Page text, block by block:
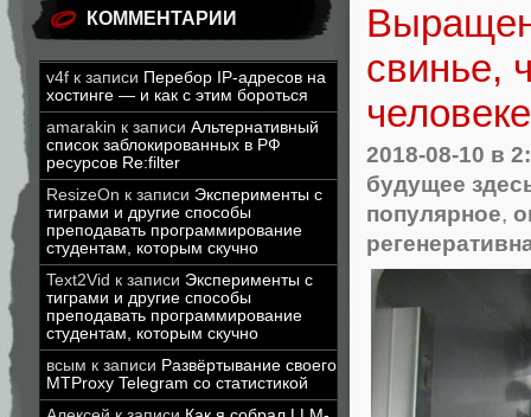
КОММЕНТАРИИ
v4f к записи Перебор IP-адресов на
хостинге — и как с этим бороться
amarakin к записи Альтернативный
список заблокированных в РФ
ресурсов Re:filter
ResizeOn к записи Эксперименты с
тиграми и другие способы
преподавать программирование
студентам, которым скучно
Text2Vid к записи Эксперименты с
тиграми и другие способы
преподавать программирование
студентам, которым скучно
всым к записи Развёртывание своего
MTProxy Telegram со статистикой
свинье,
человеке
2018-08-10 в
будущее
популярное,